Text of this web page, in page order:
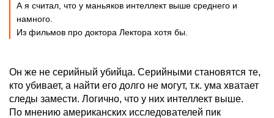
А я считал, что у маньяков интеллект выше среднего и
намного.
Из фильмов про доктора Лектора хотя бы.
Он же не серийный убийца. Серийными становятся те,
кто убивает, а найти его долго не могут, т.к. ума хватает
следы замести. Логично, что у них интеллект выше.
По мнению американских исследователей пик